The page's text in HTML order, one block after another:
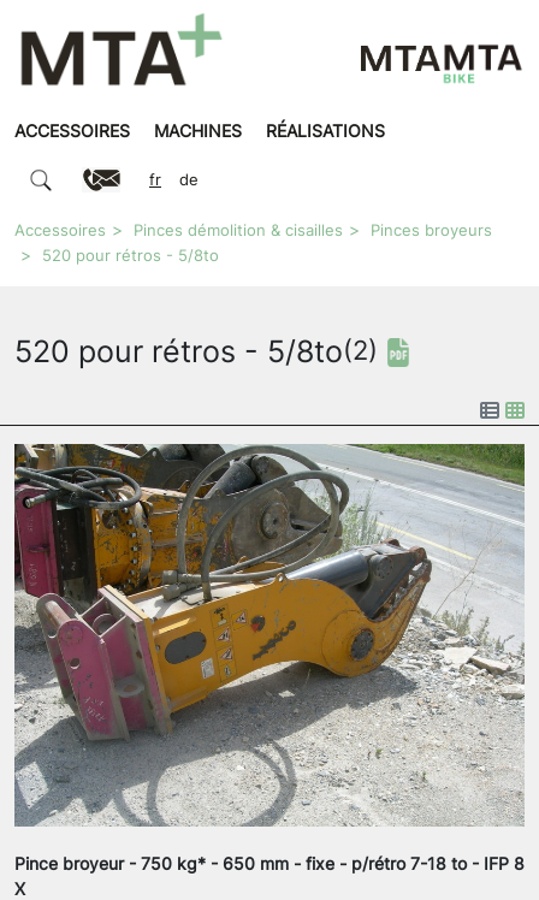
ACCESSOIRES MACHINES RÉALISATIONS
fr de
Accessoires Pinces démolition & cisailles
Pinces broyeurs
520 pour rétros - 5/8to
520 pour rétros - 5/8to(2)
Pince broyeur - 750 kg* - 650 mm - fixe - p/rétro 7-18 to - IFP 8
X